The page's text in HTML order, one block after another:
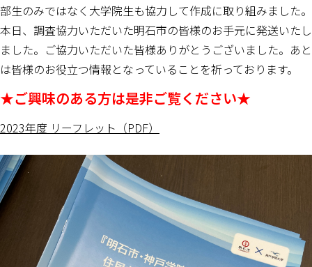
部生のみではなく大学院生も協力して作成に取り組みました。
本日、調査協力いただいた明石市の皆様のお手元に発送いたし
ました。ご協力いただいた皆様ありがとうございました。あと
は皆様のお役立つ情報となっていることを祈っております。
★ご興味のある方は是非ご覧ください★
2023年度 リーフレット（PDF）